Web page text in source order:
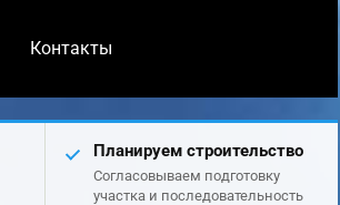
Контакты
Планируем строительство
Согласовываем подготовку
участка и последовательность